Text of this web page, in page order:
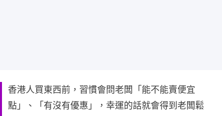
香港人買東西前，習慣會問老闆「能不能賣便宜
點」、「有沒有優惠」，幸運的話就會得到老闆鬆